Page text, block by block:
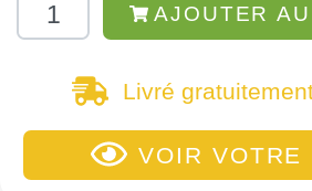
AJOUTER
Livré
VOIR VOTRE